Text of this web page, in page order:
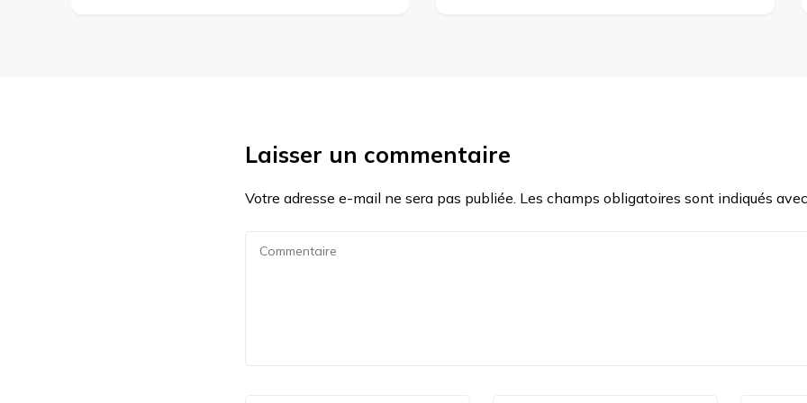
Laisser un commentaire
Votre adresse e-mail ne sera pas publiée. Les champs obligatoires sont indiqués